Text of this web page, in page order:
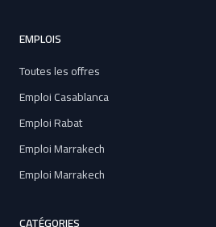
EMPLOIS
Toutes les offres
Emploi Casablanca
Emploi Rabat
Emploi Marrakech
Emploi Marrakech